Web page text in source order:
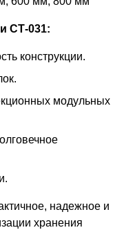
СТ-031:
конструкции.
модульных
надежное и
хранения